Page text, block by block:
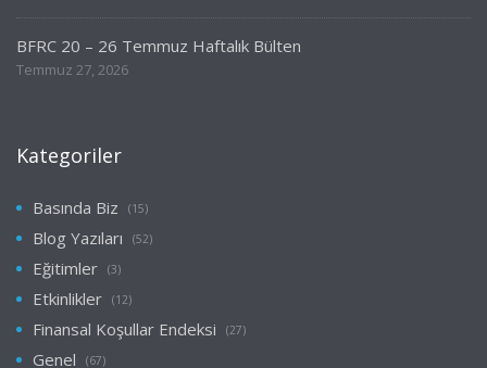
BFRC 20 – 26 Temmuz Haftalık Bülten
Temmuz 27, 2026
Kategoriler
Basında Biz (15)
Blog Yazıları (52)
Eğitimler (3)
Etkinlikler (12)
Finansal Koşullar Endeksi (27)
Genel (67)